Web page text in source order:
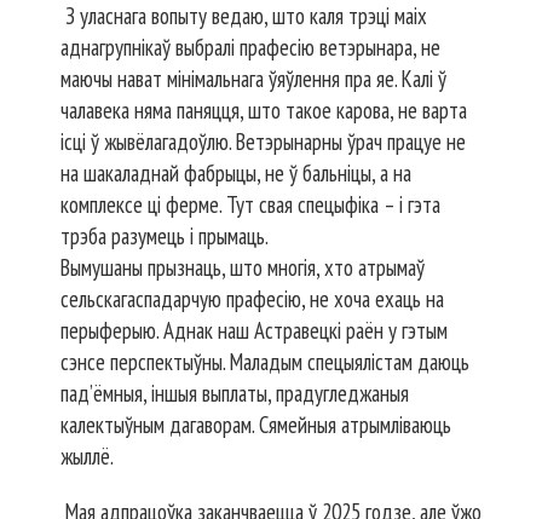
З уласнага вопыту ведаю, што каля трэці маіх
аднагрупнікаў выбралі прафесію ветэрынара, не
маючы нават мінімальнага ўяўлення пра яе. Калі ў
чалавека няма паняцця, што такое карова, не варта
ісці ў жывёлагадоўлю. Ветэрынарны ўрач працуе не
на шакаладнай фабрыцы, не ў бальніцы, а на
комплексе ці ферме. Тут свая спецыфіка – і гэта
трэба разумець і прымаць.
Вымушаны прызнаць, што многія, хто атрымаў
сельскагаспадарчую прафесію, не хоча ехаць на
перыферыю. Аднак наш Астравецкі раён у гэтым
сэнсе перспектыўны. Маладым спецыялістам даюць
пад’ёмныя, іншыя выплаты, прадугледжаныя
калектыўным дагаворам. Сямейныя атрымліваюць
жыллё.
Мая адпрацоўка заканчваецца ў 2025 годзе, але ўжо